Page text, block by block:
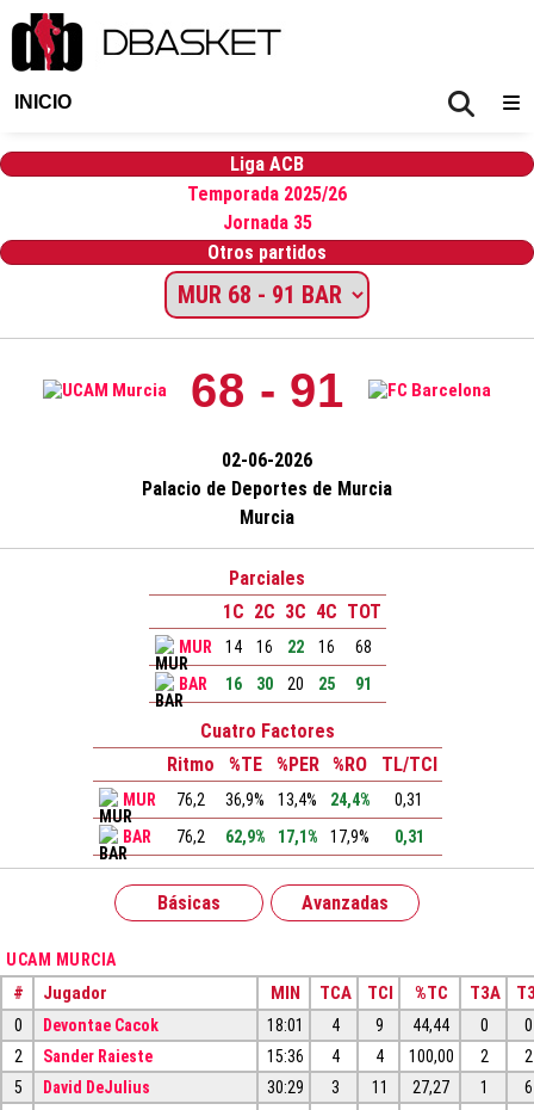
INICIO
Liga ACB
Temporada 2025/26
Jornada 35
Otros partidos
68 - 91
02-06-2026
Palacio de Deportes de Murcia
Murcia
Parciales
1C 2C 3C 4C TOT
MUR 14 16 22 16
68
BAR
16 30 20 25 91
Cuatro Factores
Ritmo
%TE %PER %RO TL/TCI
MUR 76,2 36,9% 13,4% 24,4%
0,31
BAR
76,2 62,9% 17,1% 17,9% 0,31
Básicas Avanzadas
UCAM MURCIA
# Jugador MIN TCA TCI %TC T3A
0 Devontae Cacok 18:01 4 9 44,44 0
0
2
Sander Raieste 15:36 4 4 100,00 2
2
5
David DeJulius 30:29 3 11 27,27 1
6